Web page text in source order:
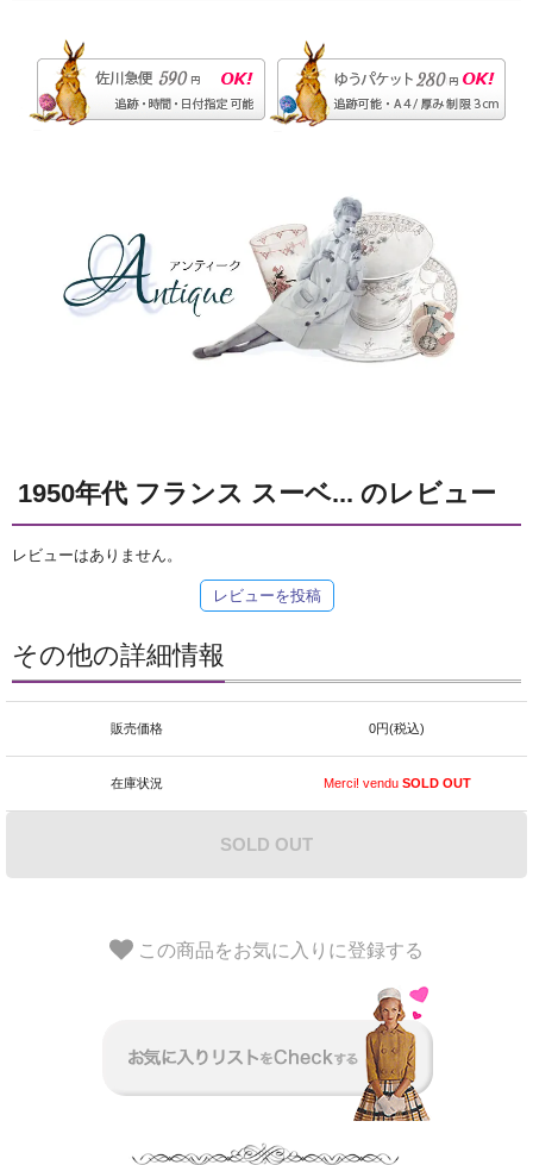
1950年代 フランス スーベ... のレビュー
レビューはありません。
レビューを投稿
その他の詳細情報
販売価格 0円(税込)
在庫状況 Merci! venduSOLD OUT
SOLD OUT
この商品をお気に入りに登録する